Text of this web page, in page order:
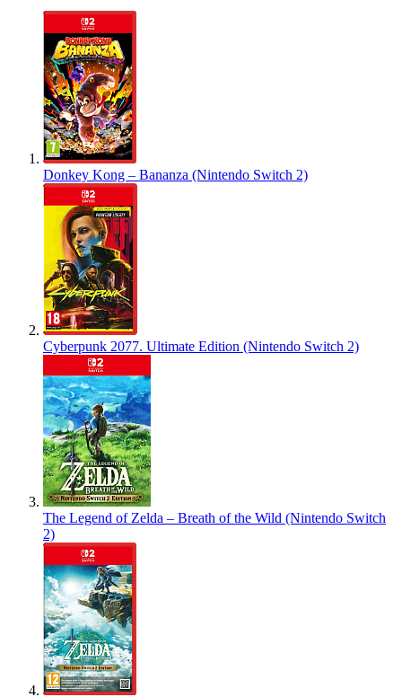
Donkey Kong – Bananza (Nintendo Switch 2)
Cyberpunk 2077. Ultimate Edition (Nintendo Switch 2)
The Legend of Zelda – Breath of the Wild (Nintendo Switch
2)